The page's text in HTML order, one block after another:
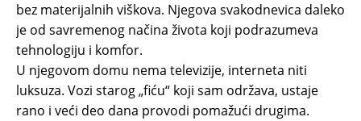
bez materijalnih viškova. Njegova svakodnevica daleko
je od savremenog načina života koji podrazumeva
tehnologiju i komfor.
U njegovom domu nema televizije, interneta niti
luksuza. Vozi starog „fiću“ koji sam održava, ustaje
rano i veći deo dana provodi pomažući drugima.